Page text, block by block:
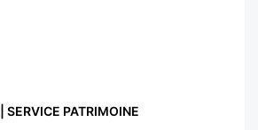
SERVICE PATRIMOINE